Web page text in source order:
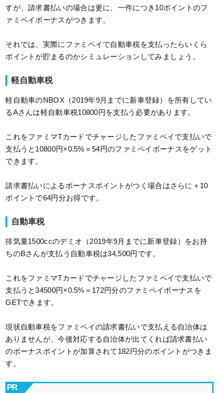
すが、請求書払いの場合は更に、一件につき10ポイントのフ
ァミペイボーナスがつきます。
それでは、実際にファミペイで自動車税を支払ったらいくら
ポイントが貯まるのかシミュレーションしてみましょう。
軽自動車税
軽自動車のNBOX（2019年9月までに新車登録）を所有してい
るAさんは軽自動車税10800円を支払う必要があります。
これをファミマTカードでチャージしたファミペイで支払いで
支払うと10800円×0.5%＝54円のファミペイボーナスをゲット
できます。
請求書払いによるボーナスポイントがつく場合はさらに＋10
ポイントで64円分お得です。
自動車税
排気量1500ccのデミオ（2019年9月までに新車登録）をお持
ちのBさんが支払う自動車税は34,500円です。
これをファミマTカードでチャージしたファミペイで支払いで
支払うと34500円×0.5%＝172円分のファミペイボーナスを
GETできます。
現状自動車税をファミペイの請求書払いで支払える自治体は
ありませんが、今後対応する自治体が出てくれば請求書払い
のボーナスポイントが加算されて182円分のポイントがつきま
す。